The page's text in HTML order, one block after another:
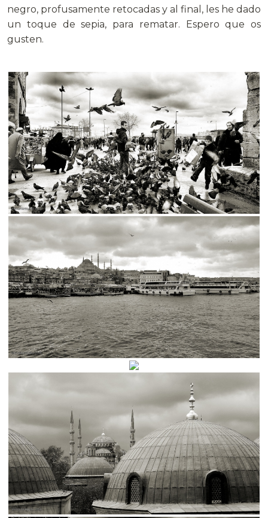
negro, profusamente retocadas y al final, les he dado
un toque de sepia, para rematar. Espero que os
gusten.